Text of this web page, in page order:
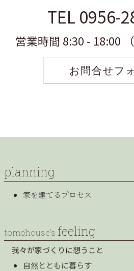
TEL 0956-
営業時間 8:30 - 18:00
お問合せフ
planning
家を建てるプロセス
tomohouse’s feeling
我々が家づくりに想うこと
自然とともに暮らす